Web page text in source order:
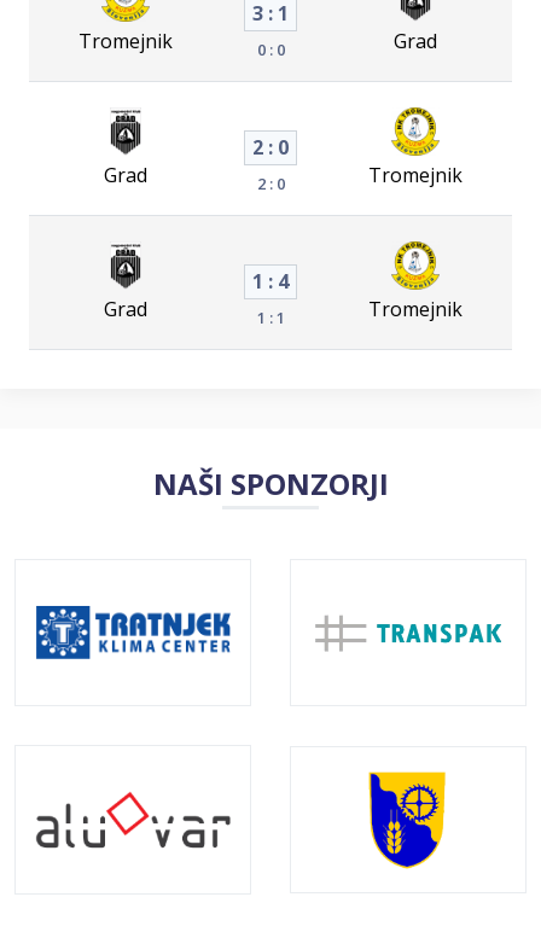
Tromejnik
3 : 1
0 : 0 Grad
Grad
2 : 0
2 : 0 Tromejnik
Grad
1 : 4
1 : 1 Tromejnik
NAŠI SPONZORJI